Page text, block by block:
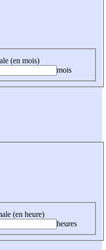
(en mois)
mois
(en heure)
heures